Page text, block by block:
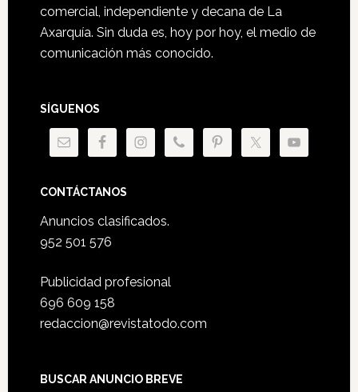
comercial, independiente y decana de La
Axarquía. Sin duda es, hoy por hoy, el medio de
comunicación más conocido.
SÍGUENOS
CONTÁCTANOS
Anuncios clasificados.
952 501 576
Publicidad profesional
696 609 158
redaccion@revistatodo.com
BUSCAR ANUNCIO BREVE